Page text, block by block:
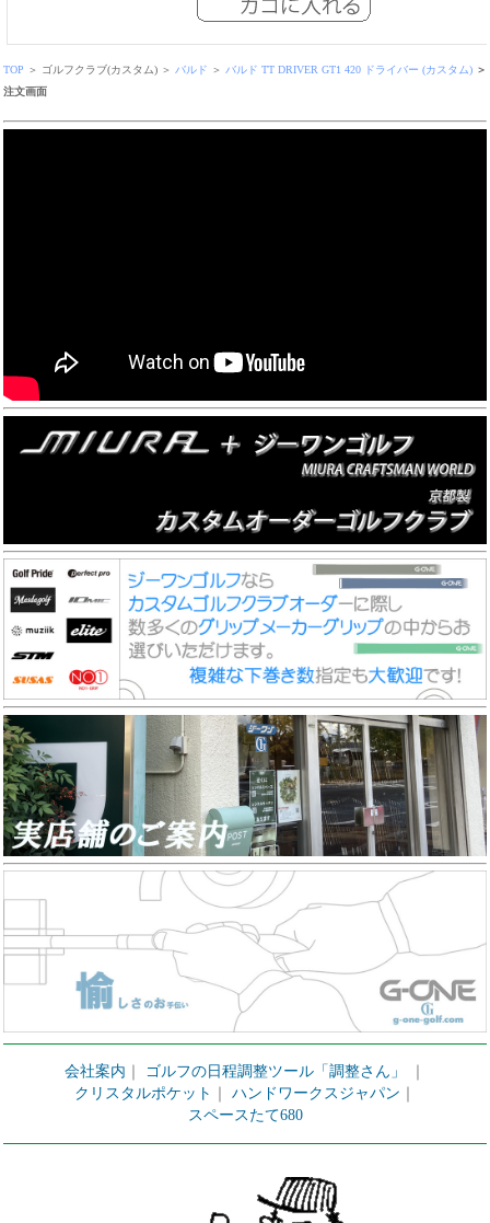
TOP ＞ ゴルフクラブ(カスタム) ＞ バルド ＞ バルド TT DRIVER GT1 420 ドライバー (カスタム) ＞
注文画面
会社案内 ゴルフの日程調整ツール「調整さん」
クリスタルポケット
ハンドワークスジャパン
スペースたて680